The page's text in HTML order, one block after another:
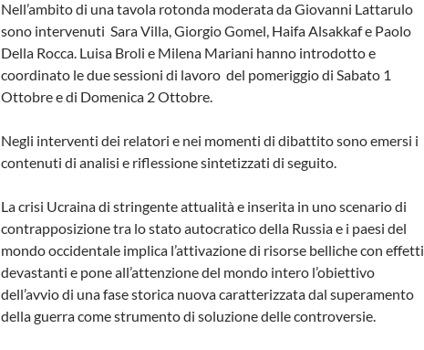
Nell’ambito di una tavola rotonda moderata da Giovanni Lattarulo
sono intervenuti Sara Villa, Giorgio Gomel, Haifa Alsakkaf e Paolo
Della Rocca. Luisa Broli e Milena Mariani hanno introdotto e
coordinato le due sessioni di lavoro del pomeriggio di Sabato 1
Ottobre e di Domenica 2 Ottobre.
Negli interventi dei relatori e nei momenti di dibattito sono emersi i
contenuti di analisi e riflessione sintetizzati di seguito.
La crisi Ucraina di stringente attualità e inserita in uno scenario di
contrapposizione tra lo stato autocratico della Russia e i paesi del
mondo occidentale implica l’attivazione di risorse belliche con effetti
devastanti e pone all’attenzione del mondo intero l’obiettivo
dell’avvio di una fase storica nuova caratterizzata dal superamento
della guerra come strumento di soluzione delle controversie.